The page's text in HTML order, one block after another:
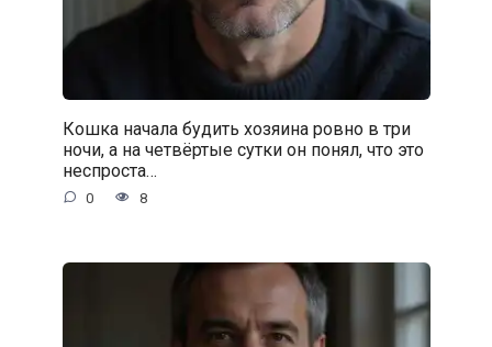
Кошка начала будить хозяина ровно в три
ночи, а на четвёртые сутки он понял, что это
неспроста…
0 8